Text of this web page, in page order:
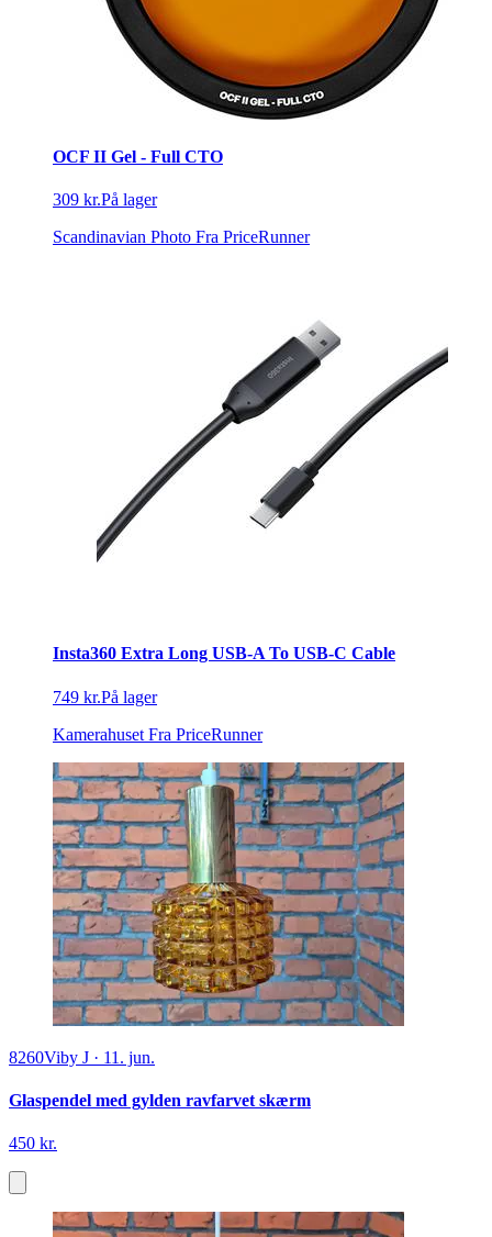
OCF II Gel - Full CTO
309 kr.På lager
Scandinavian Photo Fra PriceRunner
Insta360 Extra Long USB-A To USB-C Cable
749 kr.På lager
Kamerahuset Fra PriceRunner
8260Viby J · 11. jun.
Glaspendel med gylden ravfarvet skærm
450 kr.